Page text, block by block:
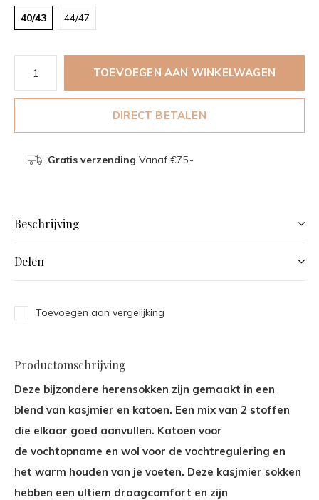
40/43 44/47
TOEVOEGEN AAN WINKELWAGEN
DIRECT BETALEN
Gratis verzending Vanaf €75,-
Beschrijving
Delen
Toevoegen aan vergelijking
Productomschrijving
Deze bijzondere herensokken zijn gemaakt in een
blend van kasjmier en katoen. Een mix van 2 stoffen
die elkaar goed aanvullen. Katoen voor
de vochtopname en wol voor de vochtregulering en
het warm houden van je voeten. Deze kasjmier sokken
hebben een ultiem draagcomfort en zijn